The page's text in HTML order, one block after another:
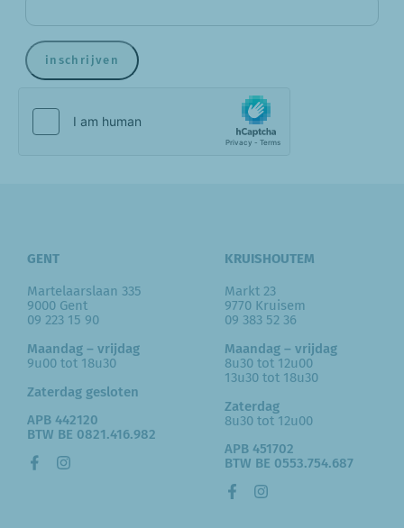
inschrijven
GENT
Martelaarslaan 335
9000 Gent
09 223 15 90
Maandag – vrijdag
9u00 tot 18u30
Zaterdag gesloten
APB 442120
BTW BE 0821.416.982
KRUISHOUTEM
Markt 23
9770 Kruisem
09 383 52 36
Maandag – vrijdag
8u30 tot 12u00
13u30 tot 18u30
Zaterdag
8u30 tot 12u00
APB 451702
BTW BE 0553.754.687